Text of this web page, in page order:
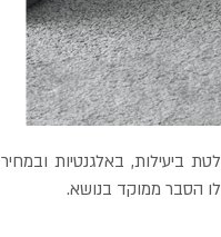
ביעילות, באלגנטיות ובמחיר
הסבר ממוקד בנושא.